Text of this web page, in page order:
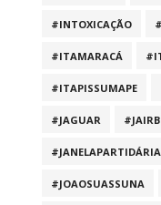
#INTOXICAÇÃO
#ITAMARACÁ
#ITAPISSUMAPE
#JAGUAR
#JANELAPARTIDÁRIA
#JOAOSUASSUNA